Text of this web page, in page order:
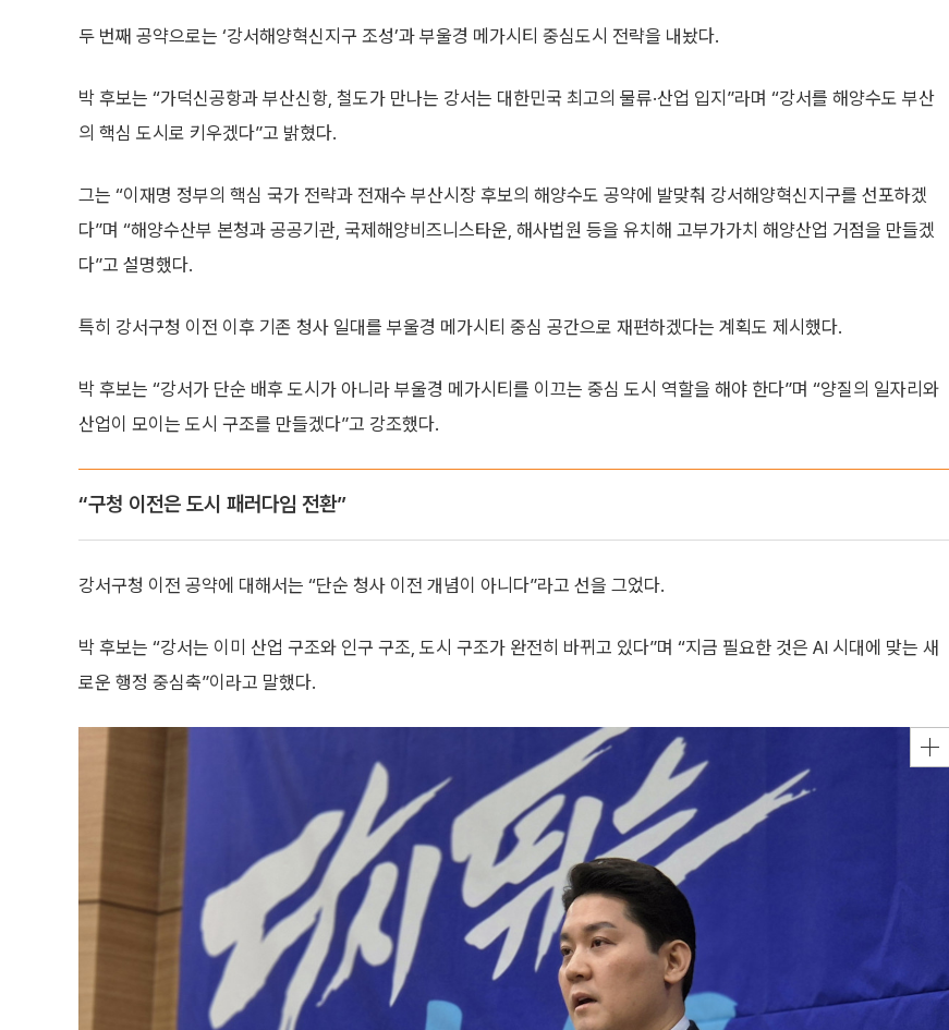
두 번째 공약으로는 ‘강서해양혁신지구 조성’과 부울경 메가시티 중심도시 전략을 내놨다.
박 후보는 “가덕신공항과 부산신항, 철도가 만나는 강서는 대한민국 최고의 물류·산업 입지”라며 “강서를 해양수도 부산
의 핵심 도시로 키우겠다”고 밝혔다.
그는 “이재명 정부의 핵심 국가 전략과 전재수 부산시장 후보의 해양수도 공약에 발맞춰 강서해양혁신지구를 선포하겠
다”며 “해양수산부 본청과 공공기관, 국제해양비즈니스타운, 해사법원 등을 유치해 고부가가치 해양산업 거점을 만들겠
다”고 설명했다.
특히 강서구청 이전 이후 기존 청사 일대를 부울경 메가시티 중심 공간으로 재편하겠다는 계획도 제시했다.
박 후보는 “강서가 단순 배후 도시가 아니라 부울경 메가시티를 이끄는 중심 도시 역할을 해야 한다”며 “양질의 일자리와
산업이 모이는 도시 구조를 만들겠다”고 강조했다.
“구청 이전은 도시 패러다임 전환”
강서구청 이전 공약에 대해서는 “단순 청사 이전 개념이 아니다”라고 선을 그었다.
박 후보는 “강서는 이미 산업 구조와 인구 구조, 도시 구조가 완전히 바뀌고 있다”며 “지금 필요한 것은 AI 시대에 맞는 새
로운 행정 중심축”이라고 말했다.